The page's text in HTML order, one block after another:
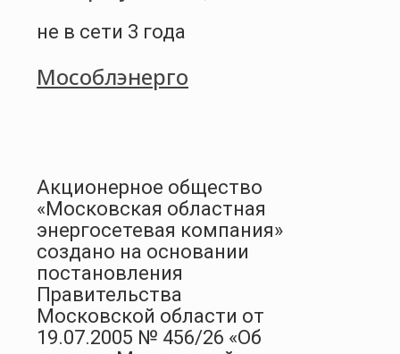
не в сети 3 года
Мособлэнерго
Акционерное общество
«Московская областная
энергосетевая компания»
создано на основании
постановления
Правительства
Московской области от
19.07.2005 № 456/26 «Об